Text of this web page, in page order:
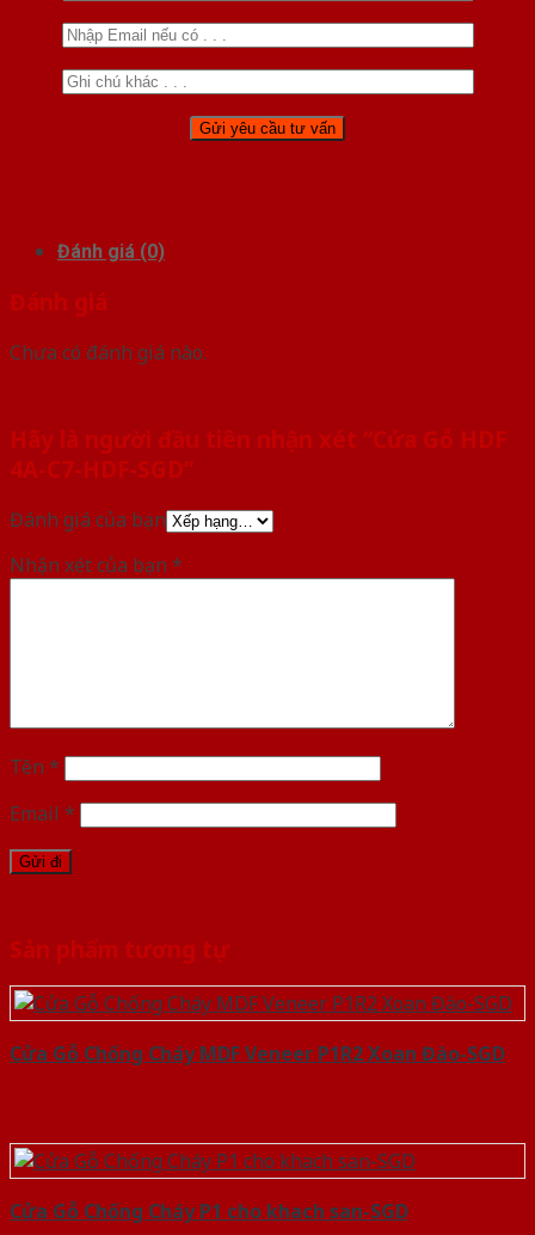
Đánh giá (0)
Đánh giá
Chưa có đánh giá nào.
Hãy là người đầu tiên nhận xét “Cửa Gỗ HDF
4A-C7-HDF-SGD”
Đánh giá của bạn
Nhận xét của bạn *
Tên *
Email *
Sản phẩm tương tự
Cửa Gỗ Chống Cháy MDF Veneer P1R2 Xoan Đào-SGD
Cửa Gỗ Chống Cháy P1 cho khach san-SGD